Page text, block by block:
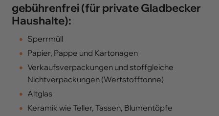
gebührenfrei (für private Gladbecker
Haushalte):
Sperrmüll
Papier, Pappe und Kartonagen
Verkaufsverpackungen und stoffgleiche
Nichtverpackungen (Wertstofftonne)
Altglas
Keramik wie Teller, Tassen, Blumentöpfe